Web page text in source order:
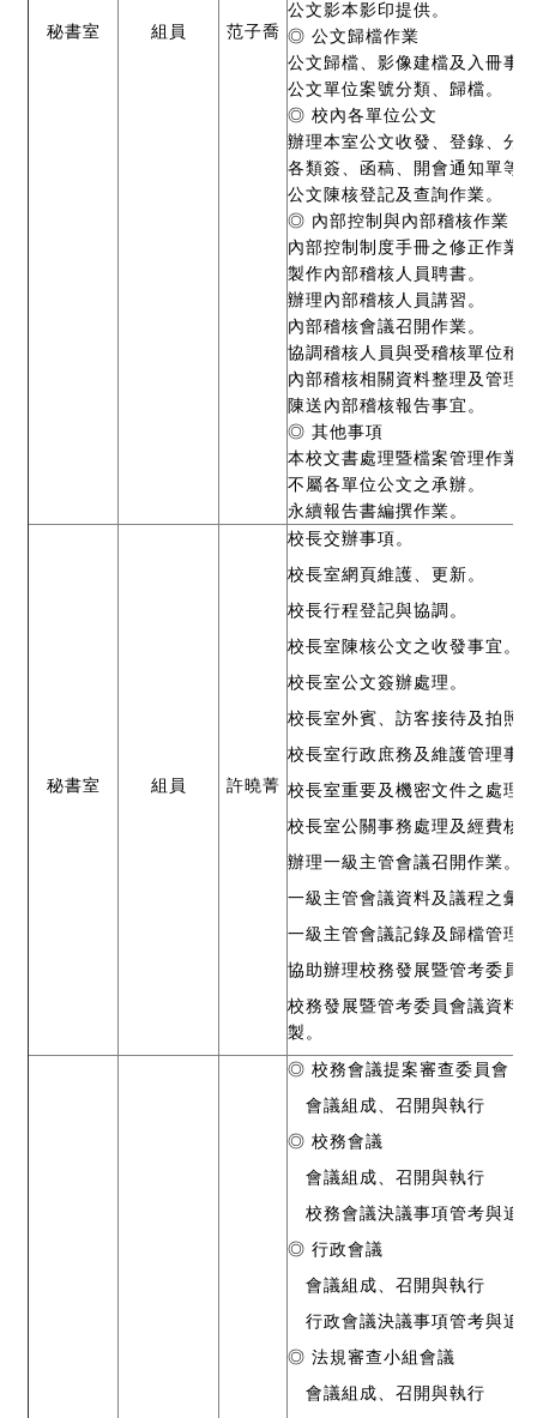
秘書室 組員 范子喬
公文影本影印提供。
◎ 公文歸檔作業
公文歸檔、影像建檔及入冊事
公文單位案號分類、歸檔。
◎ 校內各單位公文
辦理本室公文收發、登錄、分
各類簽、函稿、開會通知單等
公文陳核登記及查詢作業。
◎ 內部控制與內部稽核作業
內部控制制度手冊之修正作業
製作內部稽核人員聘書。
辦理內部稽核人員講習。
內部稽核會議召開作業。
協調稽核人員與受稽核單位稽
內部稽核相關資料整理及管理
陳送內部稽核報告事宜。
◎ 其他事項
本校文書處理暨檔案管理作業
不屬各單位公文之承辦。
永續報告書編撰作業。
秘書室 組員 許曉菁
校長交辦事項。
校長室網頁維護、更新。
校長行程登記與協調。
校長室陳核公文之收發事宜。
校長室公文簽辦處理。
校長室外賓、訪客接待及拍照
校長室行政庶務及維護管理事
校長室重要及機密文件之處理
校長室公關事務處理及經費核
辦理一級主管會議召開作業。
一級主管會議資料及議程之彙
一級主管會議記錄及歸檔管理
協助辦理校務發展暨管考委員
校務發展暨管考委員會議資料
製。
◎ 校務會議提案審查委員會
會議組成、召開與執行
◎ 校務會議
會議組成、召開與執行
校務會議決議事項管考與追
◎ 行政會議
會議組成、召開與執行
行政會議決議事項管考與追
◎ 法規審查小組會議
會議組成、召開與執行